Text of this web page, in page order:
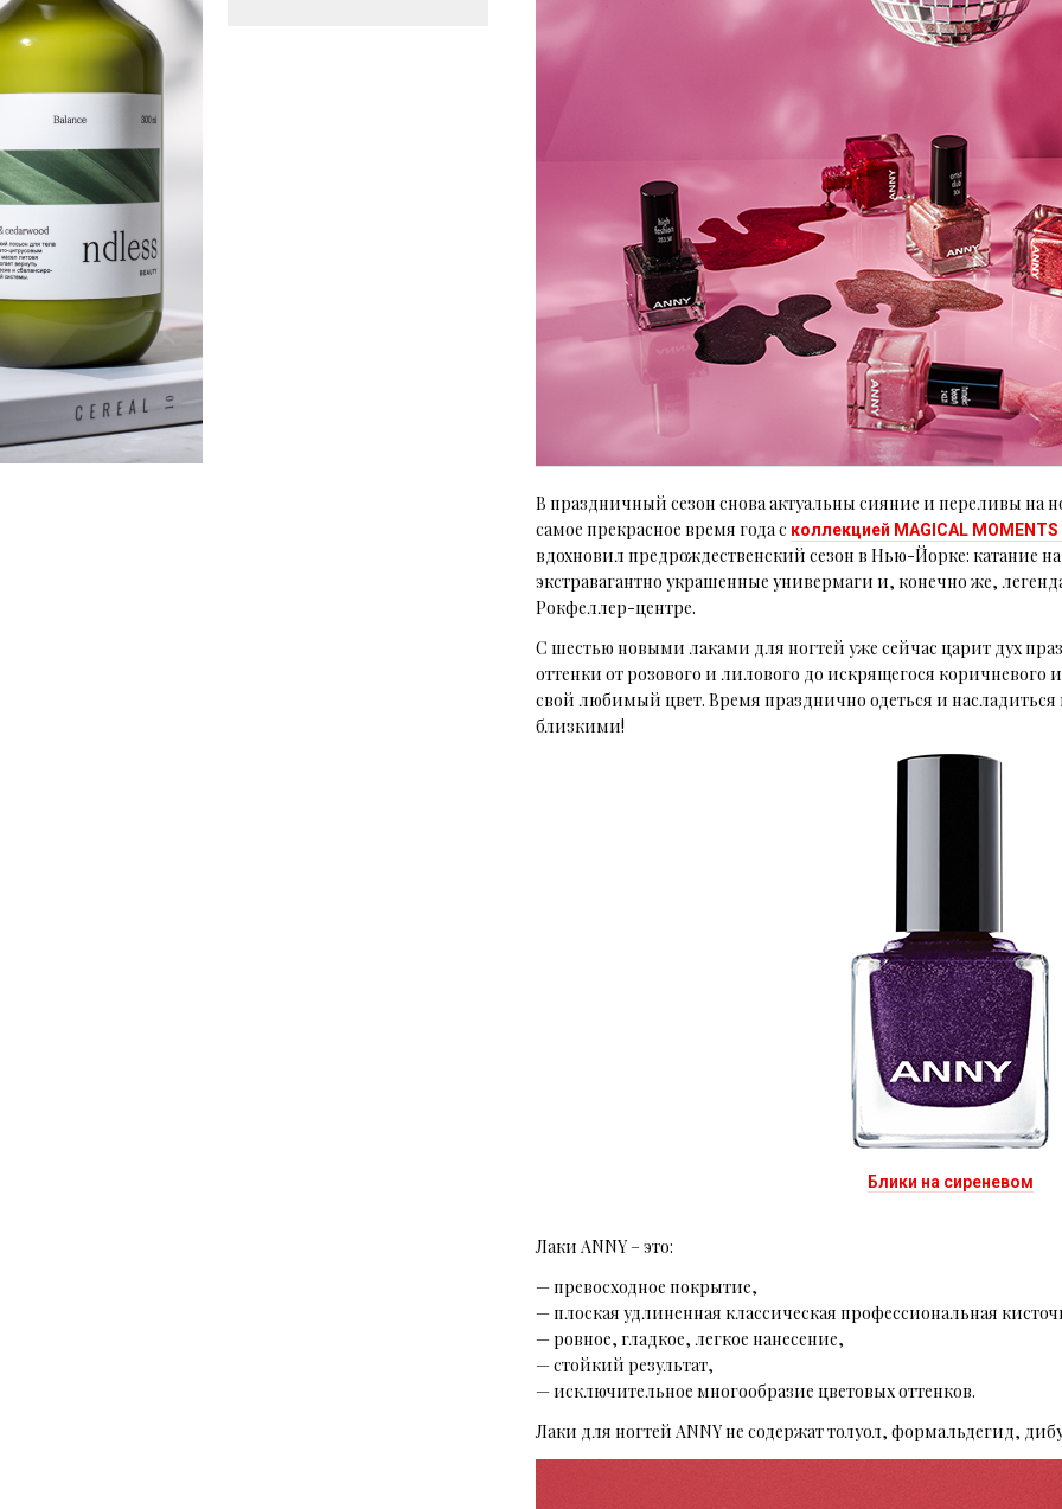
В праздничный сезон снова актуальны сияние и переливы на
самое прекрасное время года с коллекцией MAGICAL MOMENTS
вдохновил предрождественский сезон в Нью-Йорке: катание
экстравагантно украшенные универмаги и, конечно же,
Рокфеллер-центре.
С шестью новыми лаками для ногтей уже сейчас царит дух
оттенки от розового и лилового до искрящегося коричневого
свой любимый цвет. Время празднично одеться и
близкими!
Блики на сиреневом
Лаки ANNY – это:
— превосходное покрытие,
— плоская удлиненная классическая профессиональная
— ровное, гладкое, легкое нанесение,
— стойкий результат,
— исключительное многообразие цветовых оттенков.
Лаки для ногтей ANNY не содержат толуол, формальдегид,